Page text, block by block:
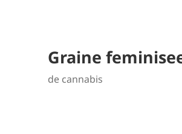
Graine
de cannabis